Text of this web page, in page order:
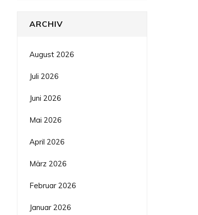
ARCHIV
August 2026
Juli 2026
Juni 2026
Mai 2026
April 2026
März 2026
Februar 2026
Januar 2026